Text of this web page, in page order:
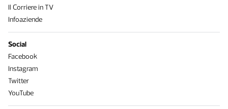
Il Corriere in TV
Infoaziende
Social
Facebook
Instagram
Twitter
YouTube